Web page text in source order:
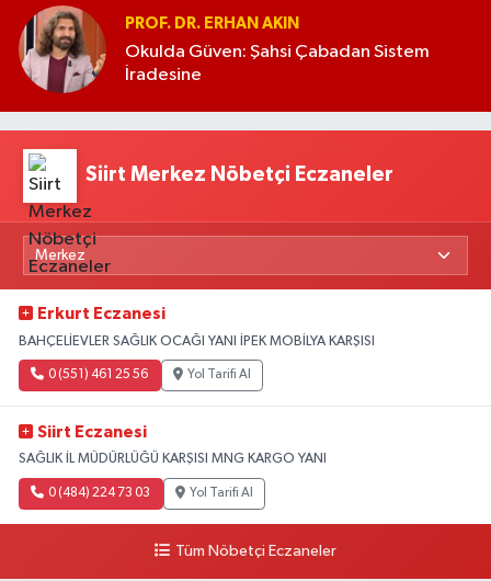
PROF. DR. ERHAN AKIN
Okulda Güven: Şahsi Çabadan Sistem
İradesine
Siirt Merkez Nöbetçi Eczaneler
Erkurt Eczanesi
BAHÇELİEVLER SAĞLIK OCAĞI YANI İPEK MOBİLYA KARŞISI
0 (551) 461 25 56 Yol Tarifi Al
Siirt Eczanesi
SAĞLIK İL MÜDÜRLÜĞÜ KARŞISI MNG KARGO YANI
0 (484) 224 73 03 Yol Tarifi Al
Tüm Nöbetçi Eczaneler